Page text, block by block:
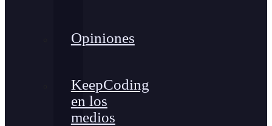
Opiniones
KeepCoding
en los
medios